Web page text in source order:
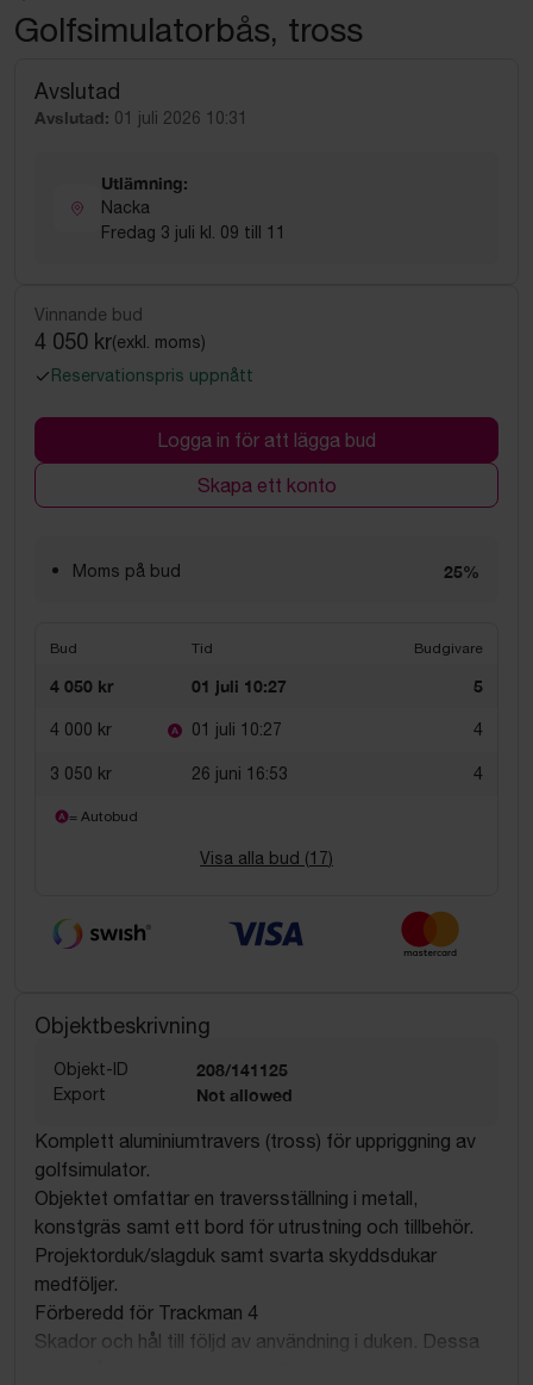
Golfsimulatorbås, tross
Avslutad
Avslutad: 01 juli 2026 10:31
Utlämning:
Nacka
Fredag 3 juli kl. 09 till 11
Vinnande bud
4 050 kr(exkl. moms)
Reservationspris uppnått
Logga in för att lägga bud
Skapa ett konto
Moms på bud 25%
Bud Tid Budgivare
4 050 kr 01 juli 10:27 5
4 000 kr 01 juli 10:27 4
3 050 kr 26 juni 16:53 4
= Autobud
Visa alla bud (17)
Objektbeskrivning
Objekt-ID 208/141125
Export Not allowed
Komplett aluminiumtravers (tross) för uppriggning av
golfsimulator.
Objektet omfattar en traversställning i metall,
konstgräs samt ett bord för utrustning och tillbehör.
Projektorduk/slagduk samt svarta skyddsdukar
medföljer.
Förberedd för Trackman 4
Skador och hål till följd av användning i duken. Dessa